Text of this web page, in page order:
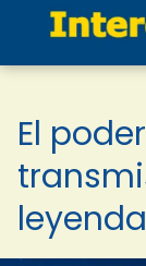
El